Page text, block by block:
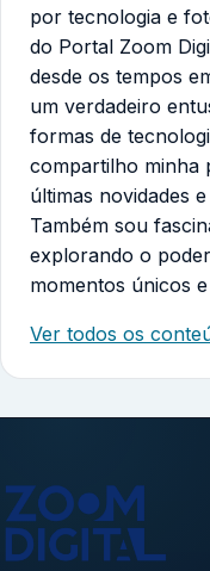
por tecnologia e
do Portal Zoom
desde os tempos
um verdadeiro
formas de
compartilho minha
últimas novidades
Também sou
explorando o
momentos únicos
Ver todos os